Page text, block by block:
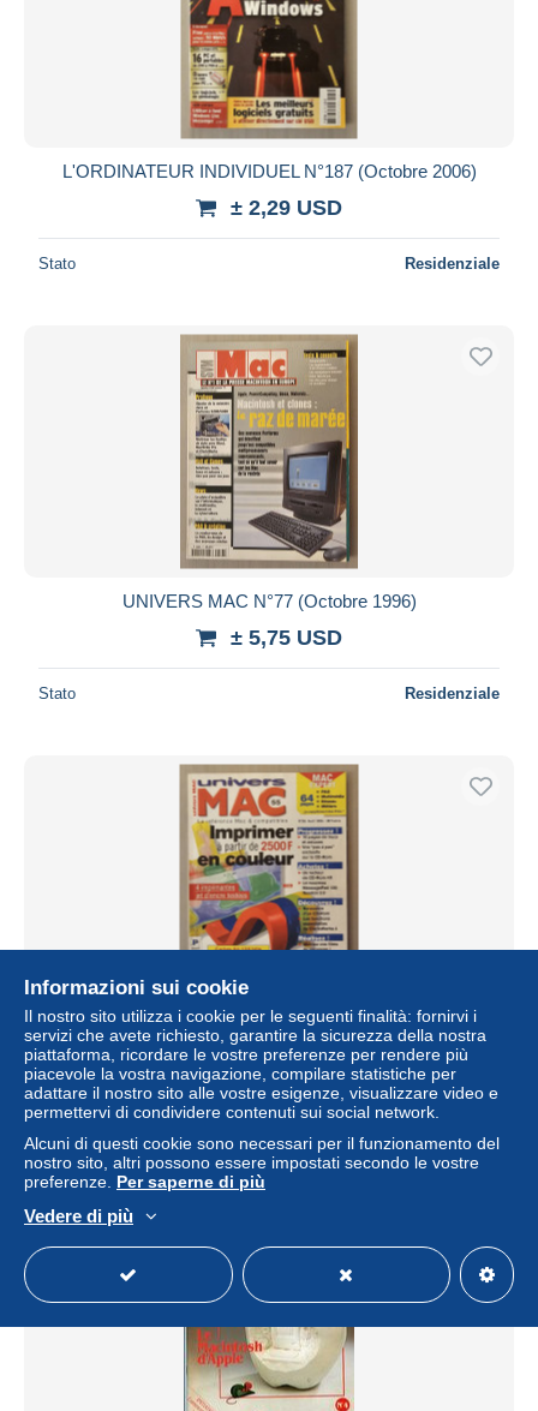
L'ORDINATEUR INDIVIDUEL N°187 (Octobre 2006)
± 2,29 USD
Stato Residenziale
UNIVERS MAC N°77 (Octobre 1996)
± 5,75 USD
Stato Residenziale
UNIVERS MAC N°55 (Avril 1996)
± 5,75 USD
Stato Residenziale
Informazioni sui cookie
Il nostro sito utilizza i cookie per le seguenti finalità: fornirvi i
servizi che avete richiesto, garantire la sicurezza della nostra
piattaforma, ricordare le vostre preferenze per rendere più
piacevole la vostra navigazione, compilare statistiche per
adattare il nostro sito alle vostre esigenze, visualizzare video e
permettervi di condividere contenuti sui social network.
Alcuni di questi cookie sono necessari per il funzionamento del
nostro sito, altri possono essere impostati secondo le vostre
preferenze. Per saperne di più
Vedere di più